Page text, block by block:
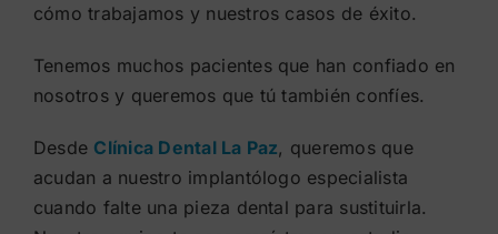
cómo trabajamos y nuestros casos de éxito.
Tenemos muchos pacientes que han confiado en
nosotros y queremos que tú también confíes.
Desde Clínica Dental La Paz, queremos que
acudan a nuestro implantólogo especialista
cuando falte una pieza dental para sustituirla.